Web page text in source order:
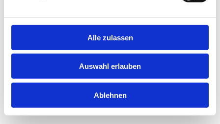
Alle zulassen
Auswahl erlauben
Ablehnen